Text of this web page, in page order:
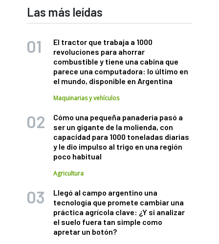
Las más leídas
El tractor que trabaja a 1000
revoluciones para ahorrar
combustible y tiene una cabina que
parece una computadora: lo último en
el mundo, disponible en Argentina
Maquinarias y vehículos
Cómo una pequeña panadería pasó a
ser un gigante de la molienda, con
capacidad para 1000 toneladas diarias
y le dio impulso al trigo en una región
poco habitual
Agricultura
Llegó al campo argentino una
tecnología que promete cambiar una
práctica agrícola clave: ¿Y si analizar
el suelo fuera tan simple como
apretar un botón?